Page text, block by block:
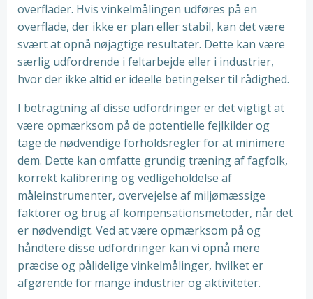
overflader. Hvis vinkelmålingen udføres på en
overflade, der ikke er plan eller stabil, kan det være
svært at opnå nøjagtige resultater. Dette kan være
særlig udfordrende i feltarbejde eller i industrier,
hvor der ikke altid er ideelle betingelser til rådighed.
I betragtning af disse udfordringer er det vigtigt at
være opmærksom på de potentielle fejlkilder og
tage de nødvendige forholdsregler for at minimere
dem. Dette kan omfatte grundig træning af fagfolk,
korrekt kalibrering og vedligeholdelse af
måleinstrumenter, overvejelse af miljømæssige
faktorer og brug af kompensationsmetoder, når det
er nødvendigt. Ved at være opmærksom på og
håndtere disse udfordringer kan vi opnå mere
præcise og pålidelige vinkelmålinger, hvilket er
afgørende for mange industrier og aktiviteter.